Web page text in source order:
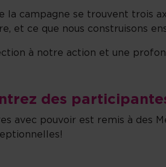
la campagne se trouvent trois
et ce que nous construisons
à notre action et une
des
avec pouvoir est remis à des